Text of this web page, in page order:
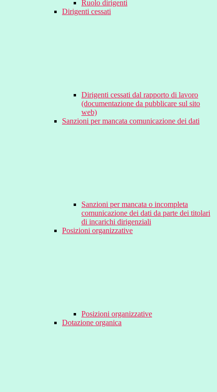
Ruolo dirigenti
Dirigenti cessati
Dirigenti cessati dal rapporto di lavoro
(documentazione da pubblicare sul sito
web)
Sanzioni per mancata comunicazione dei dati
Sanzioni per mancata o incompleta
comunicazione dei dati da parte dei titolari
di incarichi dirigenziali
Posizioni organizzative
Posizioni organizzative
Dotazione organica